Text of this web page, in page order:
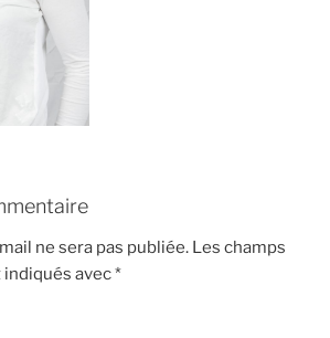
ne sera pas publiée. Les champs
avec*